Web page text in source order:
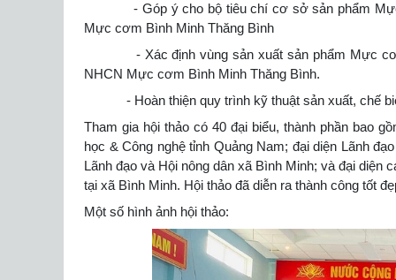
- Góp ý cho bộ tiêu chí cơ sở sản phẩm Mực
Mực cơm Bình Minh Thăng Bình
- Xác định vùng sản xuất sản phẩm Mực cơm
NHCN Mực cơm Bình Minh Thăng Bình.
- Hoàn thiện quy trình kỹ thuật sản xuất, chế
Tham gia hội thảo có 40 đại biểu, thành phần bao
học & Công nghệ tỉnh Quảng Nam; đại diện Lãnh
Lãnh đạo và Hội nông dân xã Bình Minh; và đại
tại xã Bình Minh. Hội thảo đã diễn ra thành công tốt
Một số hình ảnh hội thảo: